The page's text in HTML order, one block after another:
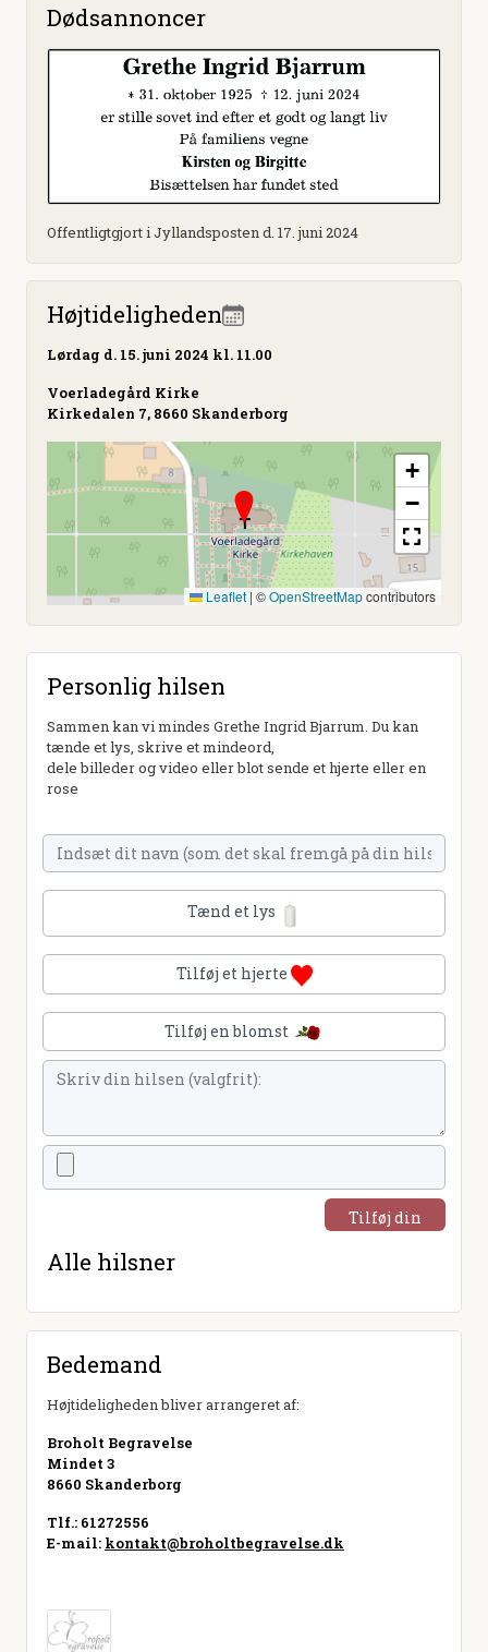
Dødsannoncer
Offentligtgjort i Jyllandsposten d. 17. juni 2024
Højtideligheden
Lørdag d. 15. juni 2024 kl. 11.00
Voerladegård Kirke
Kirkedalen 7, 8660 Skanderborg
+
−
Leaflet | ©OpenStreetMapcontributors
Personlig hilsen
Sammen kan vi mindes Grethe Ingrid Bjarrum. Du kan
tænde et lys, skrive et mindeord,
dele billeder og video eller blot sende et hjerte eller en
rose
Tænd et lys
Tilføj et hjerte
Tilføj en blomst
Tilføj din
Alle hilsner
Bedemand
Højtideligheden bliver arrangeret af:
Broholt Begravelse
Mindet 3
8660 Skanderborg
Tlf.: 61272556
E-mail: kontakt@broholtbegravelse.dk